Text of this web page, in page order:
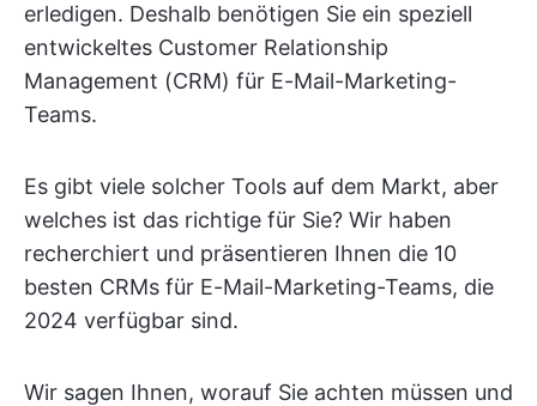
erledigen. Deshalb benötigen Sie ein speziell
entwickeltes Customer Relationship
Management (CRM) für E-Mail-Marketing-
Teams.
Es gibt viele solcher Tools auf dem Markt, aber
welches ist das richtige für Sie? Wir haben
recherchiert und präsentieren Ihnen die 10
besten CRMs für E-Mail-Marketing-Teams, die
2024 verfügbar sind.
Wir sagen Ihnen, worauf Sie achten müssen und